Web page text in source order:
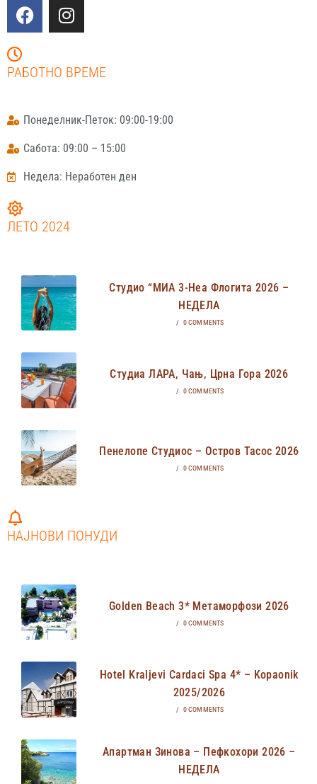
РАБОТНО ВРЕМЕ
Понеделник-Петок: 09:00-19:00
Сабота: 09:00 – 15:00
Недела: Неработен ден
ЛЕТО 2024
Студио “МИА 3-Неа Флогита 2026 –
НЕДЕЛА
/ 0 COMMENTS
Студиа ЛАРА, Чањ, Црна Гора 2026
/ 0 COMMENTS
Пенелопе Студиос – Остров Тасос 2026
/ 0 COMMENTS
НАЈНОВИ ПОНУДИ
Golden Beach 3* Метаморфози 2026
/ 0 COMMENTS
Hotel Kraljevi Cardaci Spa 4* – Kopaonik
2025/2026
/ 0 COMMENTS
Апартман Зинова – Пефкохори 2026 –
НЕДЕЛА